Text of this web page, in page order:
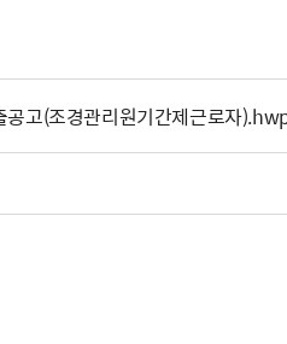
공고(조경관리원기간제근로자